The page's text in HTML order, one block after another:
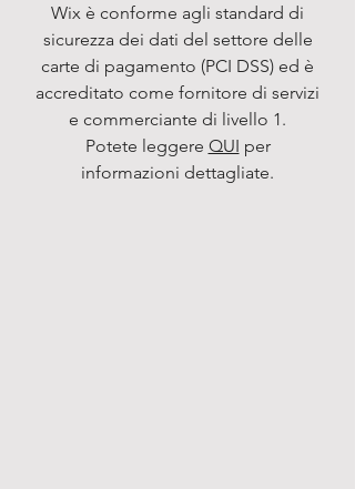
Wix è conforme agli standard di
sicurezza dei dati del settore delle
carte di pagamento (PCI DSS) ed è
accreditato come fornitore di servizi
e commerciante di livello 1.
Potete leggere QUI per
informazioni dettagliate.